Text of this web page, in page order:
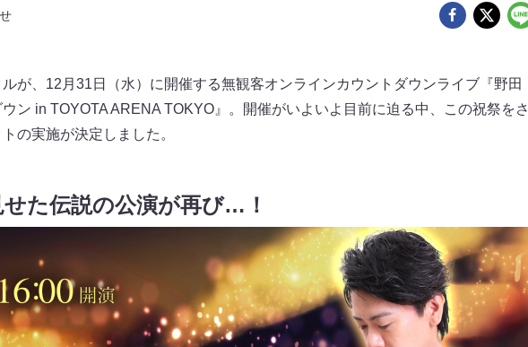
が、12月31日（水）に開催する無観客オンラインカウントダウンライブ『野田
ン in TOYOTA ARENA TOKYO』。開催がいよいよ目前に迫る中、この祝祭をさ
の実施が決定しました。
せた伝説の公演が再び…！